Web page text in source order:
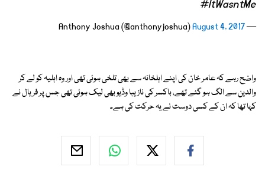
#ItWasntMe
— Anthony Joshua (@anthonyjoshua)
August 4, 2017
واضح رہے کہ عامر خان کی اپنے اہلخانہ سے بھی تلخی ہوئی تھی اور وہ اہلیہ کو لے کر
والدین سے الگ ہو گئے تھے، باکسر کی نازیبا وڈیو بھی لیک ہوئی تھی جس پر فریال نے
کہا تھا کہ ان کے کسی دوست نے یہ حرکت کی ہے۔